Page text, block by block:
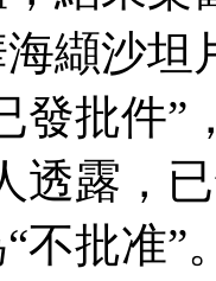
纈沙坦
發批件”
透露，
不批准”